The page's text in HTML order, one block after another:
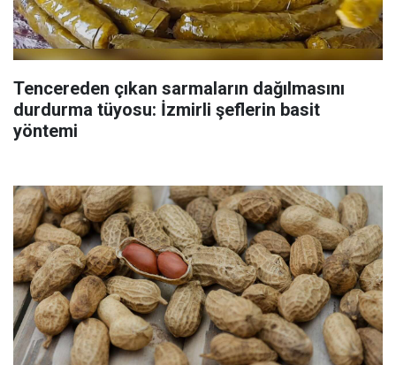
Tencereden çıkan sarmaların dağılmasını
durdurma tüyosu: İzmirli şeflerin basit
yöntemi